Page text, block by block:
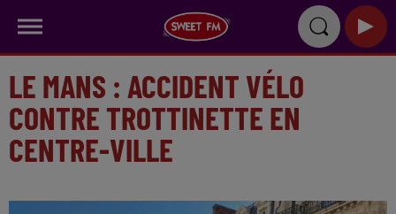
LE MANS : ACCIDENT VÉLO
CONTRE TROTTINETTE EN
CENTRE-VILLE